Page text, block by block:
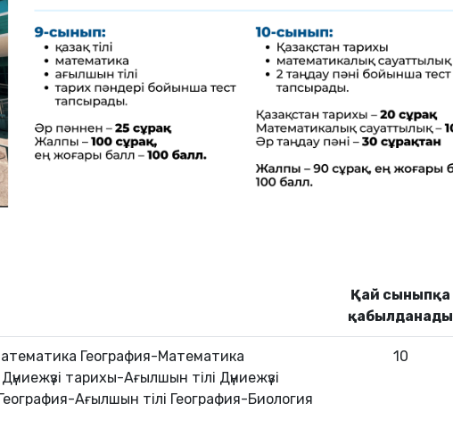
Қай сыныпқа
қабылданады
География-Математика
тарихы-Ағылшын тілі Дүниежүзі
Ағылшын тілі География-Биология
10